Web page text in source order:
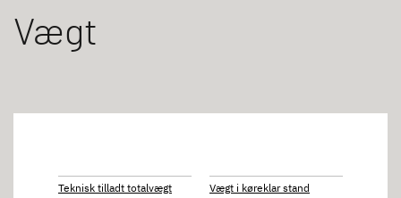
Vægt
Teknisk tilladt totalvægt Vægt i køreklar stand